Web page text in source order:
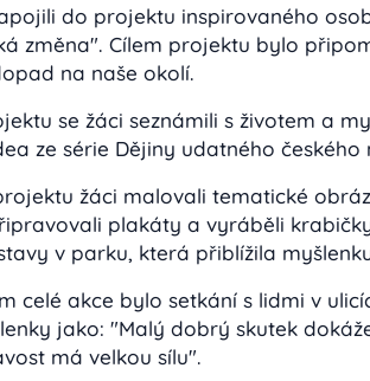
do projektu inspirovaného
změna". Cílem projektu bylo
na naše okolí.
se žáci seznámili s životem a
ze série Dějiny udatného českého
žáci malovali tematické
plakáty a vyráběli
v parku, která přiblížila
celé akce bylo setkání s lidmi v
jako: "Malý dobrý skutek
má velkou sílu".